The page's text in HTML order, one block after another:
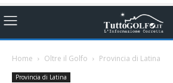
Home Oltre il Golfo Provincia di Latina
Provincia di Latina